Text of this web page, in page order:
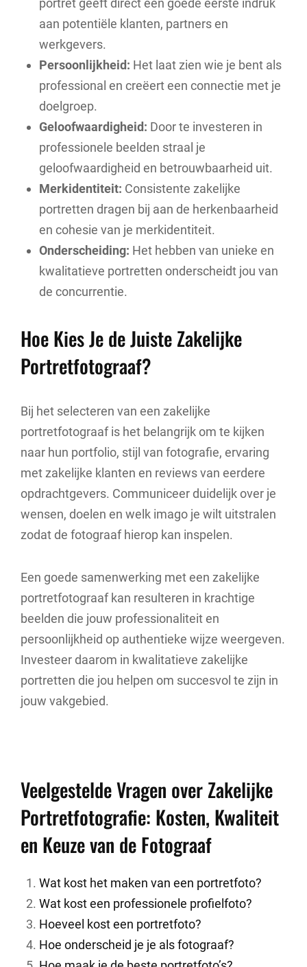
portret geeft direct een goede eerste indruk
aan potentiële klanten, partners en
werkgevers.
Persoonlijkheid: Het laat zien wie je bent als
professional en creëert een connectie met je
doelgroep.
Geloofwaardigheid: Door te investeren in
professionele beelden straal je
geloofwaardigheid en betrouwbaarheid uit.
Merkidentiteit: Consistente zakelijke
portretten dragen bij aan de herkenbaarheid
en cohesie van je merkidentiteit.
Onderscheiding: Het hebben van unieke en
kwalitatieve portretten onderscheidt jou van
de concurrentie.
Hoe Kies Je de Juiste Zakelijke
Portretfotograaf?
Bij het selecteren van een zakelijke
portretfotograaf is het belangrijk om te kijken
naar hun portfolio, stijl van fotografie, ervaring
met zakelijke klanten en reviews van eerdere
opdrachtgevers. Communiceer duidelijk over je
wensen, doelen en welk imago je wilt uitstralen
zodat de fotograaf hierop kan inspelen.
Een goede samenwerking met een zakelijke
portretfotograaf kan resulteren in krachtige
beelden die jouw professionaliteit en
persoonlijkheid op authentieke wijze weergeven.
Investeer daarom in kwalitatieve zakelijke
portretten die jou helpen om succesvol te zijn in
jouw vakgebied.
Veelgestelde Vragen over Zakelijke
Portretfotografie: Kosten, Kwaliteit
en Keuze van de Fotograaf
Wat kost het maken van een portretfoto?
Wat kost een professionele profielfoto?
Hoeveel kost een portretfoto?
Hoe onderscheid je je als fotograaf?